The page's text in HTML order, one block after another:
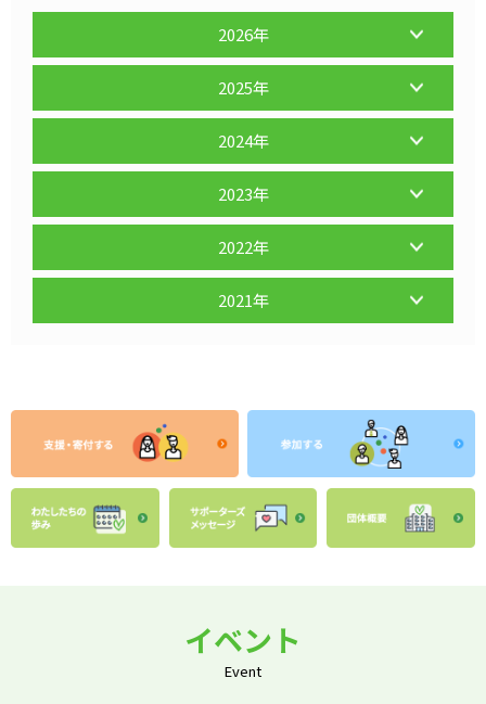
2026年
2025年
2024年
2023年
2022年
2021年
イベント
Event